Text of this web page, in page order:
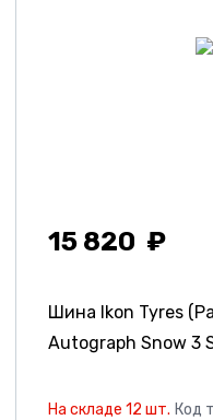
15 820
Шина Ikon Tyres
Autograph Snow 3
На складе 12 шт. Код